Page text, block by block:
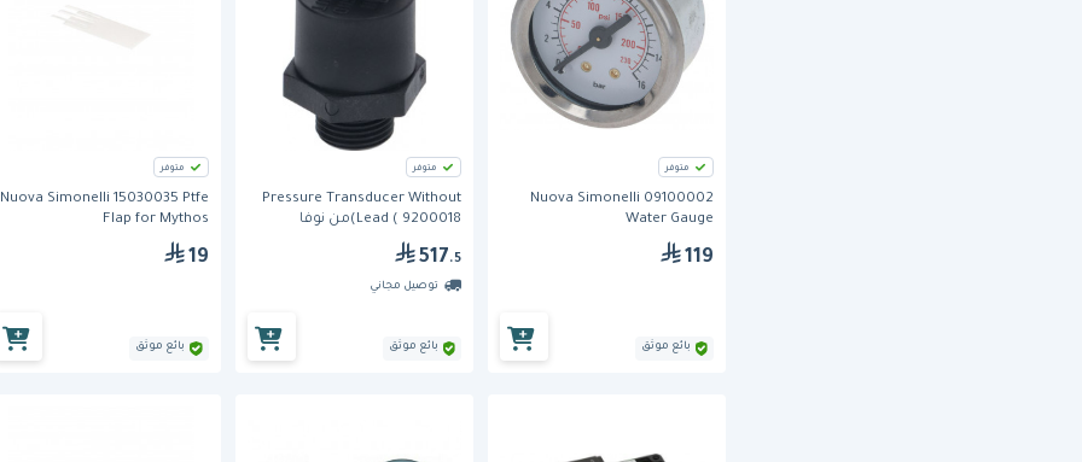
متوفر
Nuova Simonelli 09100002
Water Gauge
119
بائع موثق
متوفر
Pressure Transducer Without
Lead ( 9200018)من نوفا
سيمونيلي
517.5
توصيل مجاني
بائع موثق
متوفر
Nuova Simonelli 15030035 Ptfe
Flap for Mythos
19
بائع موثق